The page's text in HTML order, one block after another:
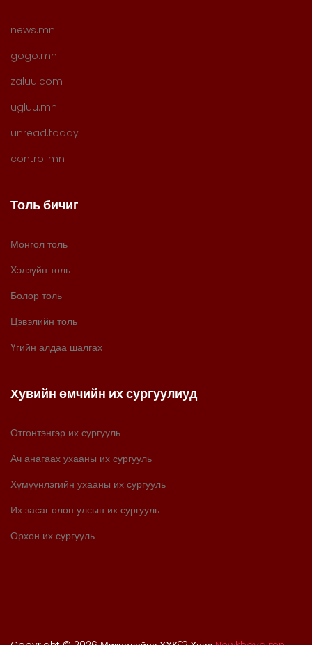
news.mn
gogo.mn
zaluu.com
ugluu.mn
unread.today
control.mn
Толь бичиг
Монгол толь
Хэлзүйн толь
Болор толь
Цэвэлийн толь
Үгийн алдаа шалгах
Хувийн өмчийн их сургуулиуд
Отгонтэнгэр их сургууль
Ач анагаах ухааны их сургууль
Хүмүүнлэгийн ухааны их сургууль
Их засаг олон улсын их сургууль
Орхон их сургууль